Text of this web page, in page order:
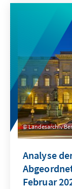
Analyse
qualitativer
über diese
Landesarchiv
Analyse
Februar